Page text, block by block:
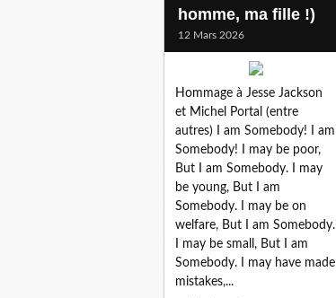
homme, ma fille !)
12 Mars 2026
Hommage à Jesse Jackson
et Michel Portal (entre
autres) I am Somebody! I am
Somebody! I may be poor,
But I am Somebody. I may
be young, But I am
Somebody. I may be on
welfare, But I am Somebody.
I may be small, But I am
Somebody. I may have made
mistakes,...